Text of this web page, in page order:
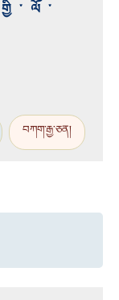
བཀག་རྒྱ་ཅན།